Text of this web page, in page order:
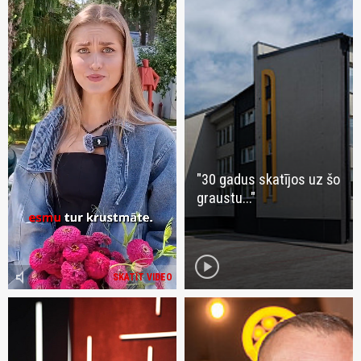
SKATĪT VIDEO
volume_mute
"30 gadus skatījos uz šo
graustu..."
play_circle